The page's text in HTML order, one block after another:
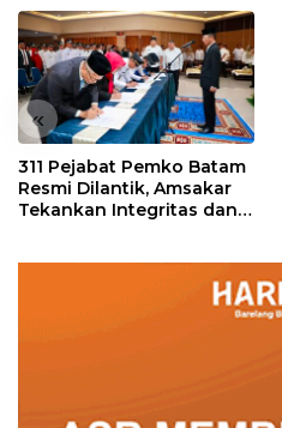
«
311 Pejabat Pemko Batam
Resmi Dilantik, Amsakar
Tekankan Integritas dan